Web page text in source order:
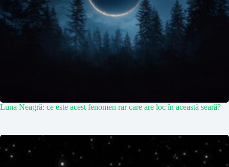
Luna Neagră: ce este acest fenomen rar care are loc în această seară?